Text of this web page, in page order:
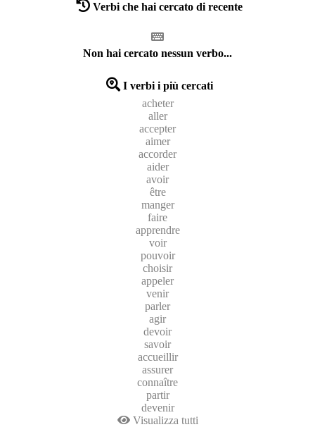
Verbi che hai cercato di recente
Non hai cercato nessun verbo...
I verbi i più cercati
acheter
aller
accepter
aimer
accorder
aider
avoir
être
manger
faire
apprendre
voir
pouvoir
choisir
appeler
venir
parler
agir
devoir
savoir
accueillir
assurer
connaître
partir
devenir
Visualizza tutti